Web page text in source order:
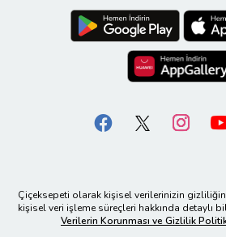
Çiçeksepeti olarak kişisel verilerinizin
kişisel veri işleme süreçleri hakkında detaylı
Verilerin Korunması ve Gizlilik